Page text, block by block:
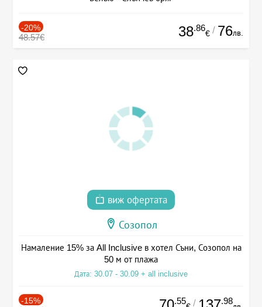
-20%
48.57€ 38.86
€ / 76лв.
виж офертата
Созопол
Намаление 15% за All Inclusive в хотел Съни, Созопол на
50 м от плажа
Дата: 30.07 - 30.09 + all inclusive
-15% .55 / .98